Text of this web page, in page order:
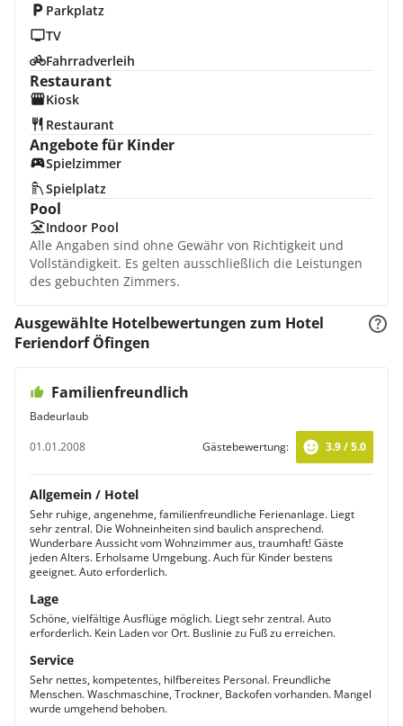
Parkplatz
TV
Fahrradverleih
Restaurant
Kiosk
Restaurant
Angebote für Kinder
Spielzimmer
Spielplatz
Pool
Indoor Pool
Alle Angaben sind ohne Gewähr von Richtigkeit und
Vollständigkeit. Es gelten ausschließlich die Leistungen
des gebuchten Zimmers.
Ausgewählte Hotelbewertungen zum Hotel
Feriendorf Öfingen
Familienfreundlich
Badeurlaub
01.01.2008
Gästebewertung: 3.9 / 5.0
Allgemein / Hotel
Sehr ruhige, angenehme, familienfreundliche Ferienanlage. Liegt
sehr zentral. Die Wohneinheiten sind baulich ansprechend.
Wunderbare Aussicht vom Wohnzimmer aus, traumhaft! Gäste
jeden Alters. Erholsame Umgebung. Auch für Kinder bestens
geeignet. Auto erforderlich.
Lage
Schöne, vielfältige Ausflüge möglich. Liegt sehr zentral. Auto
erforderlich. Kein Laden vor Ort. Buslinie zu Fuß zu erreichen.
Service
Sehr nettes, kompetentes, hilfbereites Personal. Freundliche
Menschen. Waschmaschine, Trockner, Backofen vorhanden. Mangel
wurde umgehend behoben.